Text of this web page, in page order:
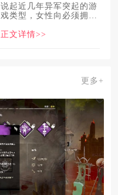
说起近几年异军突起的游
戏类型，女性向必须拥有
名大
正文详情>>
更多+